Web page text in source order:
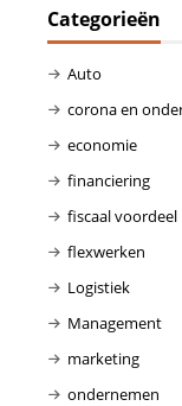
Categorieën
Auto
corona en
economie
financiering
fiscaal voordeel
flexwerken
Logistiek
Management
marketing
ondernemen